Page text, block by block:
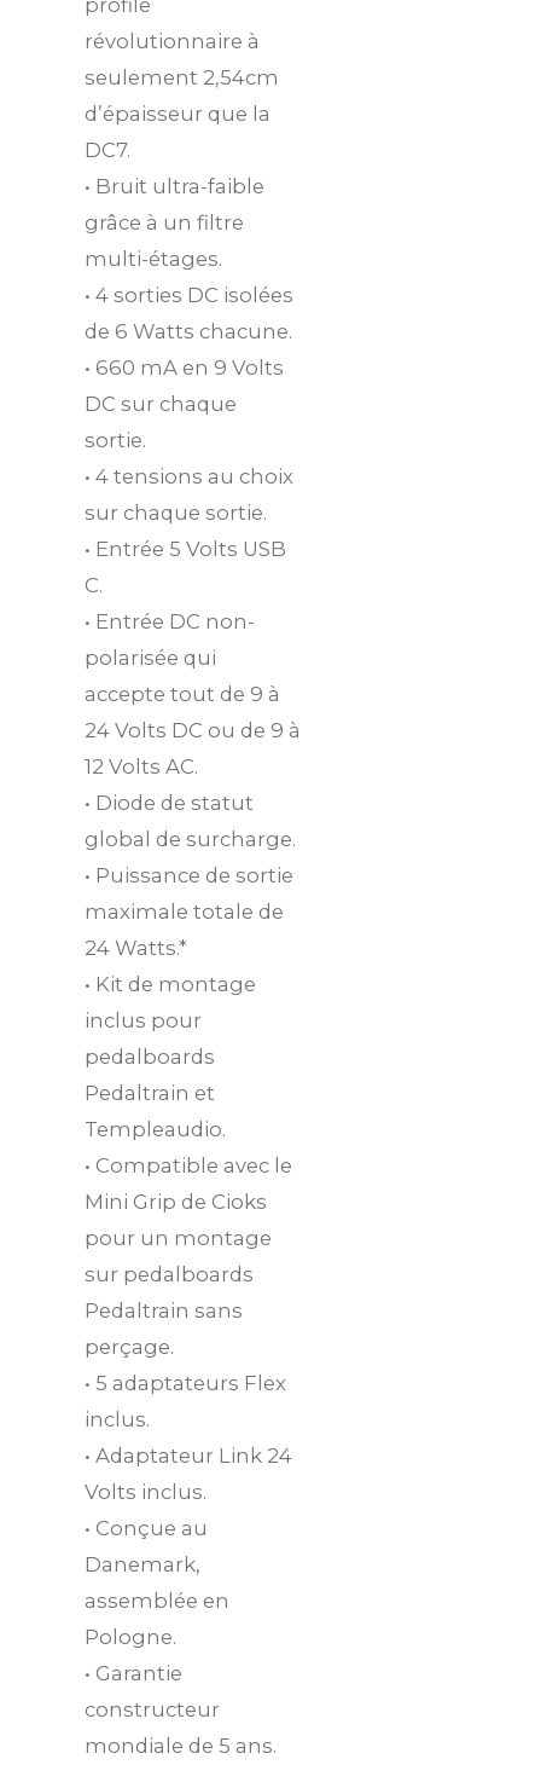
profile
révolutionnaire à
seulement 2,54cm
d’épaisseur que la
DC7.
• Bruit ultra-faible
grâce à un filtre
multi-étages.
• 4 sorties DC isolées
de 6 Watts chacune.
• 660 mA en 9 Volts
DC sur chaque
sortie.
• 4 tensions au choix
sur chaque sortie.
• Entrée 5 Volts USB
C.
• Entrée DC non-
polarisée qui
accepte tout de 9 à
24 Volts DC ou de 9 à
12 Volts AC.
• Diode de statut
global de surcharge.
• Puissance de sortie
maximale totale de
24 Watts.*
• Kit de montage
inclus pour
pedalboards
Pedaltrain et
Templeaudio.
• Compatible avec le
Mini Grip de Cioks
pour un montage
sur pedalboards
Pedaltrain sans
perçage.
• 5 adaptateurs Flex
inclus.
• Adaptateur Link 24
Volts inclus.
• Conçue au
Danemark,
assemblée en
Pologne.
• Garantie
constructeur
mondiale de 5 ans.